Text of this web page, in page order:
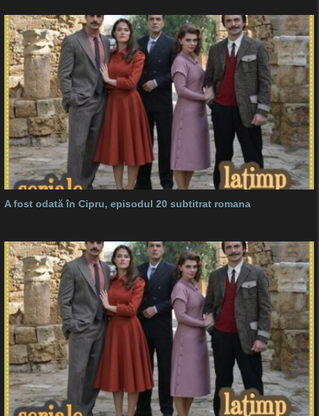
A fost odată în Cipru, episodul 20 subtitrat romana